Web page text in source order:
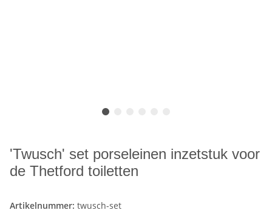
'Twusch' set porseleinen inzetstuk voor
de Thetford toiletten
Artikelnummer: twusch-set